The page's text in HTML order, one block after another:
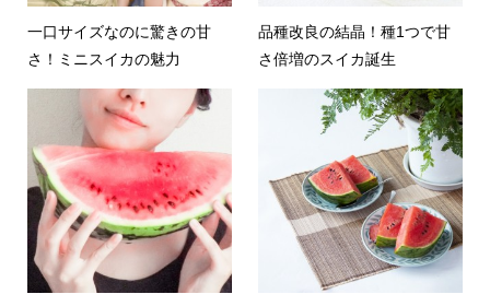
一口サイズなのに驚きの甘
さ！ミニスイカの魅力
品種改良の結晶！種1つで甘
さ倍増のスイカ誕生